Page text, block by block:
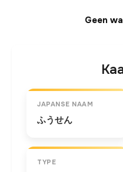
Geen
JAPANSE NAAM
ふうせん
TYPE